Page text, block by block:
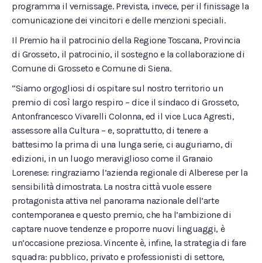
programma il vernissage. Prevista, invece, per il finissage la
comunicazione dei vincitori e delle menzioni speciali.
Il Premio ha il patrocinio della Regione Toscana, Provincia
di Grosseto, il patrocinio, il sostegno e la collaborazione di
Comune di Grosseto e Comune di Siena.
“Siamo orgogliosi di ospitare sul nostro territorio un
premio di così largo respiro – dice il sindaco di Grosseto,
Antonfrancesco Vivarelli Colonna, ed il vice Luca Agresti,
assessore alla Cultura – e, soprattutto, di tenere a
battesimo la prima di una lunga serie, ci auguriamo, di
edizioni, in un luogo meraviglioso come il Granaio
Lorenese: ringraziamo l’azienda regionale di Alberese per la
sensibilità dimostrata. La nostra città vuole essere
protagonista attiva nel panorama nazionale dell’arte
contemporanea e questo premio, che ha l’ambizione di
captare nuove tendenze e proporre nuovi linguaggi, è
un’occasione preziosa. Vincente è, infine, la strategia di fare
squadra: pubblico, privato e professionisti di settore,